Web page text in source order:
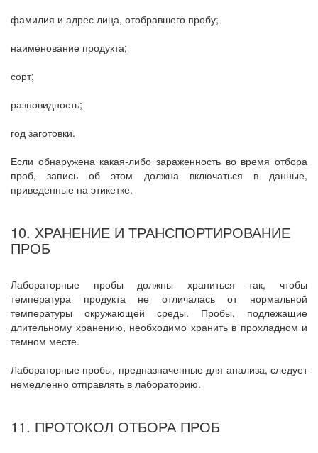
фамилия и адрес лица, отобравшего пробу;
наименование продукта;
сорт;
разновидность;
год заготовки.
Если обнаружена какая-либо зараженность во время отбора
проб, запись об этом должна включаться в данные,
приведенные на этикетке.
10. ХРАНЕНИЕ И ТРАНСПОРТИРОВАНИЕ
ПРОБ
Лабораторные пробы должны храниться так, чтобы
температура продукта не отличалась от нормальной
температуры окружающей среды. Пробы, подлежащие
длительному хранению, необходимо хранить в прохладном и
темном месте.
Лабораторные пробы, предназначенные для анализа, следует
немедленно отправлять в лабораторию.
11. ПРОТОКОЛ ОТБОРА ПРОБ